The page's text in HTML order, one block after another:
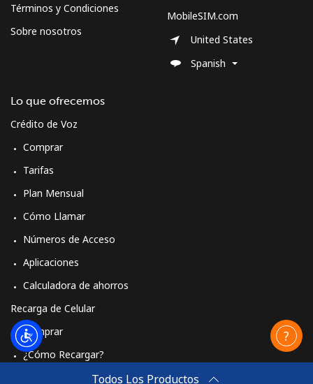
Todos Los Productos
Términos y Condiciones
Sobre nosotros
Lo que ofrecemos
Crédito de Voz
Comprar
Tarifas
Plan Mensual
Cómo Llamar
Números de Acceso
Aplicaciones
Calculadora de ahorros
Recarga de Celular
Comprar
¿Cómo Recargar?
MobileSIM.com
United States
Spanish